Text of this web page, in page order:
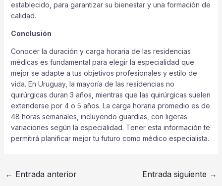
establecido, para garantizar su bienestar y una formación de
calidad.
Conclusión
Conocer la duración y carga horaria de las residencias
médicas es fundamental para elegir la especialidad que
mejor se adapte a tus objetivos profesionales y estilo de
vida. En Uruguay, la mayoría de las residencias no
quirúrgicas duran 3 años, mientras que las quirúrgicas suelen
extenderse por 4 o 5 años. La carga horaria promedio es de
48 horas semanales, incluyendo guardias, con ligeras
variaciones según la especialidad. Tener esta información te
permitirá planificar mejor tu futuro como médico especialista.
← Entrada anterior Entrada siguiente →